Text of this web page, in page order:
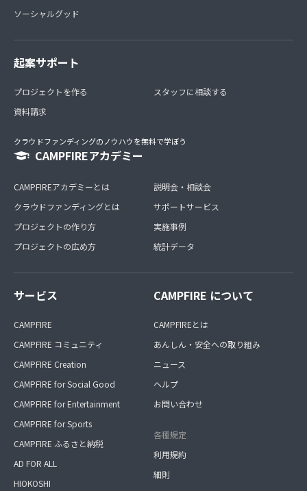
ソーシャルグッド
起案サポート
プロジェクトを作る
資料請求
スタッフに相談する
クラウドファンディングのノウハウを無料で学ぼう
CAMPFIREアカデミー
CAMPFIREアカデミーとは
クラウドファンディングとは
プロジェクトの作り方
プロジェクトの広め方
説明会・相談会
サポートサービス
実施事例
統計データ
サービス
CAMPFIRE
CAMPFIRE コミュニティ
CAMPFIRE Creation
CAMPFIRE for Social Good
CAMPFIRE for Entertainment
CAMPFIRE for Sports
CAMPFIRE ふるさと納税
AD FOR ALL
HIOKOSHI
CAMPFIRE について
CAMPFIREとは
あんしん・安全への取り組み
ニュース
ヘルプ
お問い合わせ
各種規定
利用規約
細則